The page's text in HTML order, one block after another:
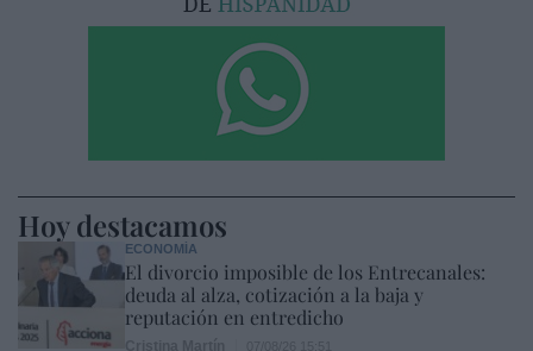
Hoy destacamos
ECONOMÍA
El divorcio imposible de los Entrecanales:
deuda al alza, cotización a la baja y
reputación en entredicho